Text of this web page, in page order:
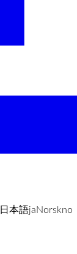
日本語jaNorskno